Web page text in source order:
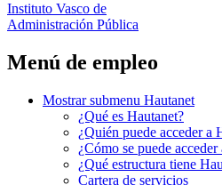
Instituto Vasco de
Administración Pública
Menú de empleo
Mostrar submenu Hautanet
¿Qué es Hautanet?
¿Quién puede acceder a
¿Cómo se puede
¿Qué estructura tiene
Cartera de servicios